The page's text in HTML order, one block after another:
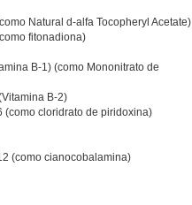
Natural d-alfa Tocopheryl Acetate)
fitonadiona)
B-1) (como Mononitrato de
B-2)
(como cloridrato de piridoxina)
(como cianocobalamina)